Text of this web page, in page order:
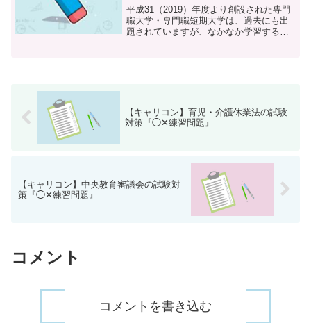
平成31（2019）年度より創設された専門
職大学・専門職短期大学は、過去にも出
題されていますが、なかなか学習する機
【キャリコン】育児・介護休業法の試験
対策『◯✕練習問題』
【キャリコン】中央教育審議会の試験対
策『◯✕練習問題』
コメント
コメントを書き込む